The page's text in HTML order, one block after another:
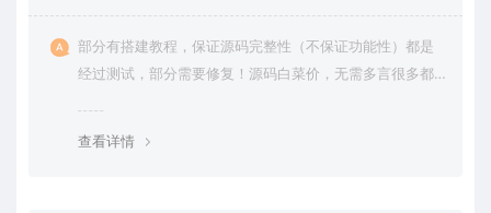
部分有搭建教程，保证源码完整性（不保证功能性）都是
经过测试，部分需要修复！源码白菜价，无需多言很多都
查看详情